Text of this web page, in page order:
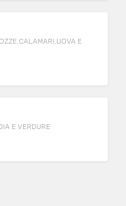
E
E VERDURE